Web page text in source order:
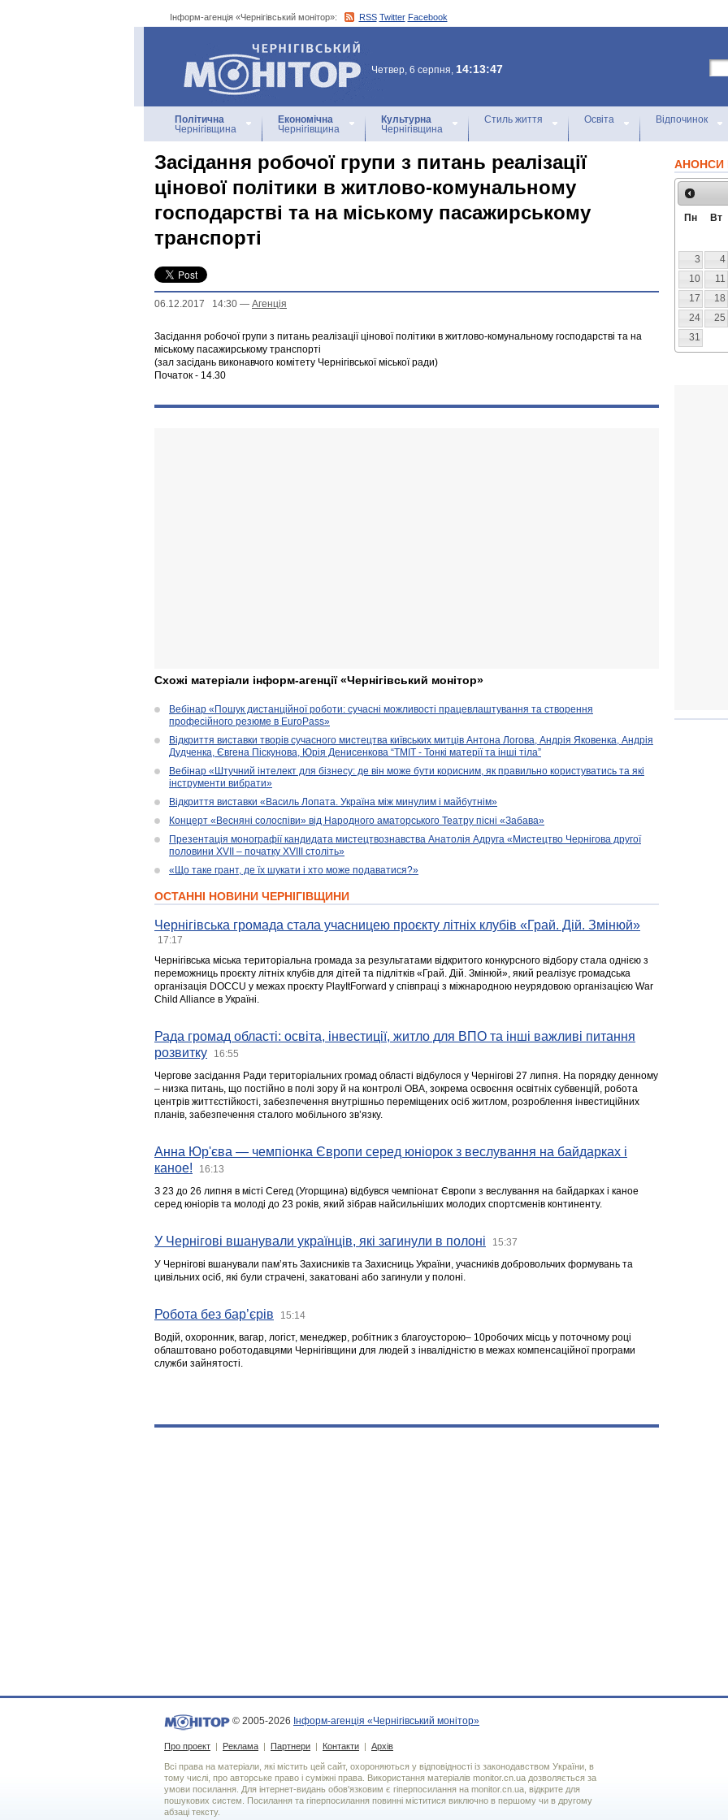
Інформ-агенція «Чернігівський монітор»: RSS Twitter Facebook
Інформ-агенція
«Чернігівський монітор»
Четвер, 6 серпня, 14:13:47
Політична
Чернігівщина
Економічна
Чернігівщина
Культурна
Чернігівщина
Стиль життя Освіта Відпочинок
Засідання робочої групи з питань реалізації
цінової політики в житлово-комунальному
господарстві та на міському пасажирському
транспорті
06.12.2017 14:30 — Агенцiя
Засідання робочої групи з питань реалізації цінової політики в житлово-комунальному господарстві та на
міському пасажирському транспорті
(зал засідань виконавчого комітету Чернігівської міської ради)
Початок - 14.30
Схожі матеріали інформ-агенції «Чернігівський монітор»
Вебінар «Пошук дистанційної роботи: сучасні можливості працевлаштування та створення
професійного резюме в EuroPass»
Відкриття виставки творів сучасного мистецтва київських митців Антона Логова, Андрія Яковенка, Андрія
Дудченка, Євгена Піскунова, Юрія Денисенкова “ТМІТ - Тонкі матерії та інші тіла”
Вебінар «Штучний інтелект для бізнесу: де він може бути корисним, як правильно користуватись та які
інструменти вибрати»
Відкриття виставки «Василь Лопата. Україна між минулим і майбутнім»
Концерт «Весняні солоспіви» від Народного аматорського Театру пісні «Забава»
Презентація монографії кандидата мистецтвознавства Анатолія Адруга «Мистецтво Чернігова другої
половини XVII – початку XVIII століть»
«Що таке грант, де їх шукати і хто може подаватися?»
ОСТАННІ НОВИНИ ЧЕРНІГІВЩИНИ
Чернігівська громада стала учасницею проєкту літніх клубів «Грай. Дій. Змінюй»
17:17
Чернігівська міська територіальна громада за результатами відкритого конкурсного відбору стала однією з
переможниць проєкту літніх клубів для дітей та підлітків «Грай. Дій. Змінюй», який реалізує громадська
організація DOCCU у межах проєкту PlayItForward у співпраці з міжнародною неурядовою організацією War
Child Alliance в Україні.
Рада громад області: освіта, інвестиції, житло для ВПО та інші важливі питання
розвитку
16:55
Чергове засідання Ради територіальних громад області відбулося у Чернігові 27 липня. На порядку денному
– низка питань, що постійно в полі зору й на контролі ОВА, зокрема освоєння освітніх субвенцій, робота
центрів життєстійкості, забезпечення внутрішньо переміщених осіб житлом, розроблення інвестиційних
планів, забезпечення сталого мобільного зв’язку.
Анна Юр'єва — чемпіонка Європи серед юніорок з веслування на байдарках і
каное!
16:13
З 23 до 26 липня в місті Сегед (Угорщина) відбувся чемпіонат Європи з веслування на байдарках і каное
серед юніорів та молоді до 23 років, який зібрав найсильніших молодих спортсменів континенту.
У Чернігові вшанували українців, які загинули в полоні 15:37
У Чернігові вшанували пам’ять Захисників та Захисниць України, учасників добровольчих формувань та
цивільних осіб, які були страчені, закатовані або загинули у полоні.
Робота без бар’єрів 15:14
Водій, охоронник, вагар, логіст, менеджер, робітник з благоусторою– 10робочих місць у поточному році
облаштовано роботодавцями Чернігівщини для людей з інвалідністю в межах компенсаційної програми
служби зайнятості.
АНОНСИ
Пн Вт
3
4
10
11
17
18
24
25
31
© 2005-2026 Інформ-агенція «Чернігівський монітор»
Про проект | Реклама | Партнери | Контакти | Архів
Всі права на матеріали, які містить цей сайт, охороняються у відповідності із законодавством України, в
тому числі, про авторське право і суміжні права. Використання матерiалiв monitor.cn.ua дозволяється за
умови посилання. Для iнтернет-видань обов'язковим є гiперпосилання на monitor.cn.ua, відкрите для
пошукових систем. Посилання та гіперпосилання повинні міститися виключно в першому чи в другому
абзаці тексту.